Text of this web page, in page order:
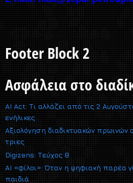
Footer Block 2
Ασφάλεια στο
AI Act: Τι αλλάζει από τις 2
ενήλικες
Αξιολόγηση διαδικτυακών πρωινών
τριες
Digizens: Τεύχος 8
AI «φίλοι»: Όταν η ψηφιακή παρέα
παιδιά